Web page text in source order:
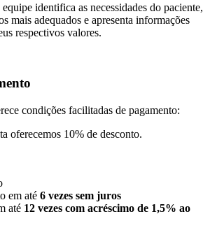
identifica as necessidades do paciente,
mais adequados e apresenta informações
respectivos valores.
condições facilitadas de pagamento:
oferecemos 10% de desconto.
em até 6 vezes sem juros
até 12 vezes com acréscimo de 1,5% ao